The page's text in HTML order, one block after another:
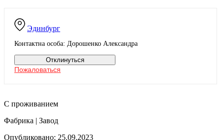
Эдинбург
Контактна особа: Дорошенко Александра
Отклинуться
Пожаловаться
С проживанием
Фабрика | Завод
Опубликовано: 25.09.2023